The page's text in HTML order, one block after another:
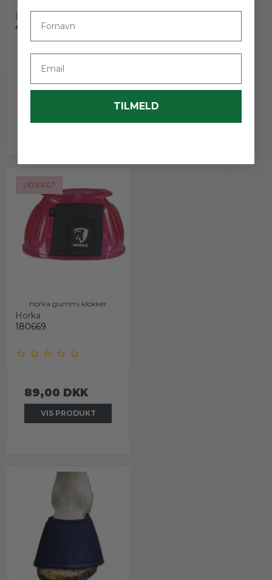
Catago
4827
299,00 DKK
UDSOLGT
Horka gummi klokker
Horka
180669
89,00 DKK
VIS PRODUKT
TILMELD